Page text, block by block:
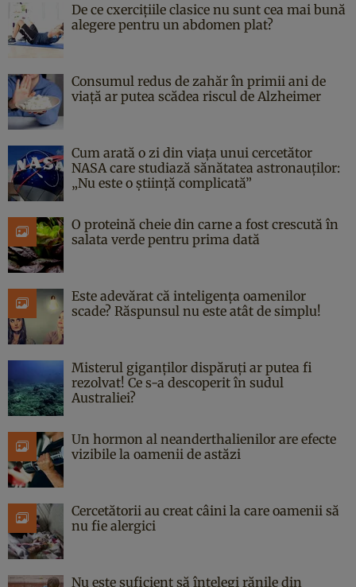
De ce cxercițiile clasice nu sunt cea mai bună
alegere pentru un abdomen plat?
Consumul redus de zahăr în primii ani de
viață ar putea scădea riscul de Alzheimer
Cum arată o zi din viața unui cercetător
NASA care studiază sănătatea astronauților:
„Nu este o știință complicată”
O proteină cheie din carne a fost crescută în
salata verde pentru prima dată
Este adevărat că inteligența oamenilor
scade? Răspunsul nu este atât de simplu!
Misterul giganților dispăruți ar putea fi
rezolvat! Ce s-a descoperit în sudul
Australiei?
Un hormon al neanderthalienilor are efecte
vizibile la oamenii de astăzi
Cercetătorii au creat câini la care oamenii să
nu fie alergici
Nu este suficient să înțelegi rănile din